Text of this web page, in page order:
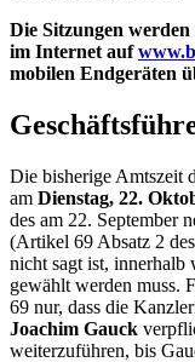
Die Sitzungen
im Internet auf
mobilen Endgeräten
Die bisherige Amtszeit
am Dienstag, 22.
des am 22. September
(Artikel 69 Absatz 2
nicht sagt ist, innerhalb
gewählt werden muss.
69 nur, dass die
Joachim Gauck
weiterzuführen, bis